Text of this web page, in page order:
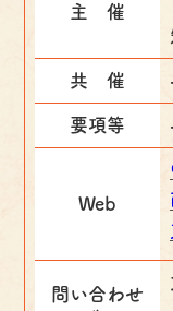
主 催
共 催
要項等
Web
問い合わせ